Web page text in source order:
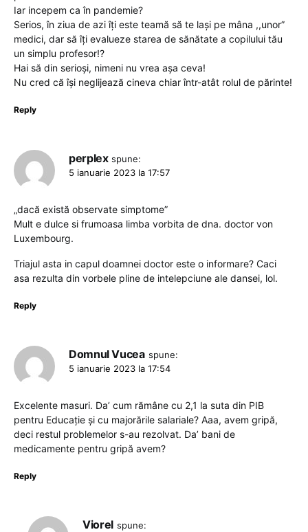
Iar incepem ca în pandemie?
Serios, în ziua de azi îți este teamă să te lași pe mâna ,,unor”
medici, dar să îți evalueze starea de sănătate a copilului tău
un simplu profesor!?
Hai să din serioși, nimeni nu vrea așa ceva!
Nu cred că își neglijează cineva chiar într-atât rolul de părinte!
Reply
perplex spune:
5 ianuarie 2023 la 17:57
„dacă există observate simptome”
Mult e dulce si frumoasa limba vorbita de dna. doctor von
Luxembourg.
Triajul asta in capul doamnei doctor este o informare? Caci
asa rezulta din vorbele pline de intelepciune ale dansei, lol.
Reply
Domnul Vucea spune:
5 ianuarie 2023 la 17:54
Excelente masuri. Da’ cum rămâne cu 2,1 la suta din PIB
pentru Educație și cu majorările salariale? Aaa, avem gripă,
deci restul problemelor s-au rezolvat. Da’ bani de
medicamente pentru gripă avem?
Reply
Viorel spune: